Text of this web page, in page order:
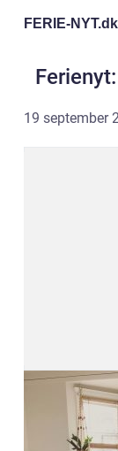
FERIE-NYT.dk
19 september